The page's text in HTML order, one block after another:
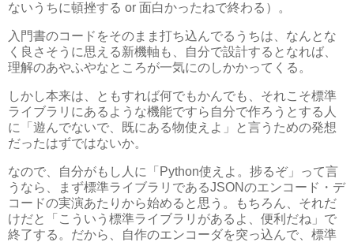
ないうちに頓挫する or 面白かったねで終わる）。
入門書のコードをそのまま打ち込んでるうちは、なんとな
く良さそうに思える新機軸も、自分で設計するとなれば、
理解のあやふやなところが一気にのしかかってくる。
しかし本来は、ともすれば何でもかんでも、それこそ標準
ライブラリにあるような機能ですら自分で作ろうとする人
に「遊んでないで、既にある物使えよ」と言うための発想
だったはずではないか。
なので、自分がもし人に「Python使えよ。捗るぞ」って言
うなら、まず標準ライブラリであるJSONのエンコード・デ
コードの実演あたりから始めると思う。もちろん、それだ
けだと「こういう標準ライブラリがあるよ、便利だね」で
終了する。だから、自作のエンコーダを突っ込んで、標準